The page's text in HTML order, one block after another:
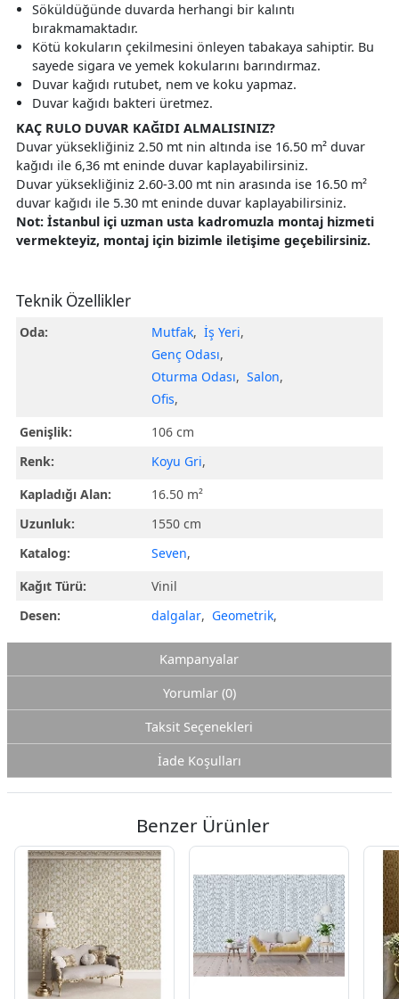
Söküldüğünde duvarda herhangi bir kalıntı
bırakmamaktadır.
Kötü kokuların çekilmesini önleyen tabakaya sahiptir. Bu
sayede sigara ve yemek kokularını barındırmaz.
Duvar kağıdı rutubet, nem ve koku yapmaz.
Duvar kağıdı bakteri üretmez.
KAÇ RULO DUVAR KAĞIDI ALMALISINIZ?
Duvar yüksekliğiniz 2.50 mt nin altında ise 16.50 m² duvar
kağıdı ile 6,36 mt eninde duvar kaplayabilirsiniz.
Duvar yüksekliğiniz 2.60-3.00 mt nin arasında ise 16.50 m²
duvar kağıdı ile 5.30 mt eninde duvar kaplayabilirsiniz.
Not: İstanbul içi uzman usta kadromuzla montaj hizmeti
vermekteyiz, montaj için bizimle iletişime geçebilirsiniz.
Teknik Özellikler
Oda: Mutfak, İş Yeri,
Genç Odası,
Oturma Odası, Salon,
Ofis,
Genişlik:
106 cm
Renk:
Koyu Gri,
Kapladığı Alan:
16.50 m²
Uzunluk:
1550 cm
Katalog:
Seven,
Kağıt Türü:
Vinil
Desen:
dalgalar, Geometrik,
Kampanyalar
Yorumlar (0)
Taksit Seçenekleri
İade Koşulları
Benzer Ürünler